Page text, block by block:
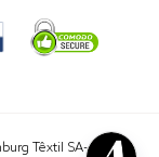
Têxtil SA- CNPJ